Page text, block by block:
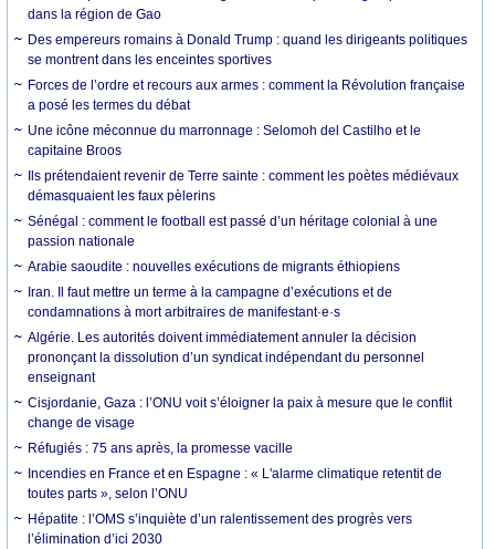
dans la région de Gao
Des empereurs romains à Donald Trump : quand les dirigeants politiques
se montrent dans les enceintes sportives
Forces de l’ordre et recours aux armes : comment la Révolution française
a posé les termes du débat
Une icône méconnue du marronnage : Selomoh del Castilho et le
capitaine Broos
Ils prétendaient revenir de Terre sainte : comment les poètes médiévaux
démasquaient les faux pèlerins
Sénégal : comment le football est passé d’un héritage colonial à une
passion nationale
Arabie saoudite : nouvelles exécutions de migrants éthiopiens
Iran. Il faut mettre un terme à la campagne d’exécutions et de
condamnations à mort arbitraires de manifestant·e·s
Algérie. Les autorités doivent immédiatement annuler la décision
prononçant la dissolution d’un syndicat indépendant du personnel
enseignant
Cisjordanie, Gaza : l’ONU voit s’éloigner la paix à mesure que le conflit
change de visage
Réfugiés : 75 ans après, la promesse vacille
Incendies en France et en Espagne : « L'alarme climatique retentit de
toutes parts », selon l’ONU
Hépatite : l’OMS s’inquiète d’un ralentissement des progrès vers
l’élimination d’ici 2030